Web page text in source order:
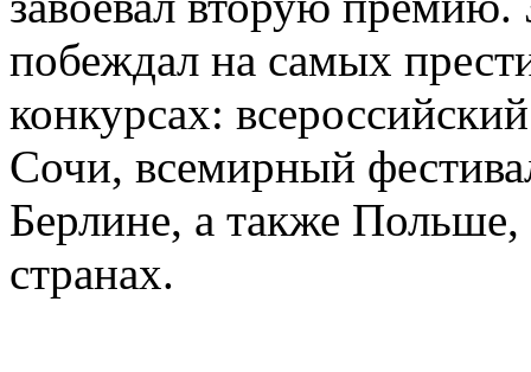
побеждал на самых
конкурсах:
Сочи, всемирный
Берлине, а также
странах.